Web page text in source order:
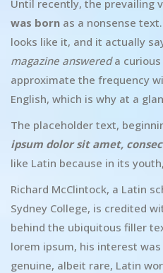
Until recently, the prevailing
was born as a nonsense
looks like it, and it actually
magazine answereda curious
approximate the frequency
English, which is why at a
The placeholder text,
ipsum dolor sit amet,
like Latin because in its
Richard McClintock, a Latin
Sydney College, is credited
behind the ubiquitous filler
lorem ipsum, his interest
genuine, albeit rare, Latin